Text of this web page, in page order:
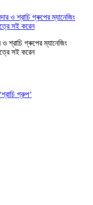
শ্রাচি গ্ৰুপের ম্যানেজিং
সই করেন
গ্রুপ’